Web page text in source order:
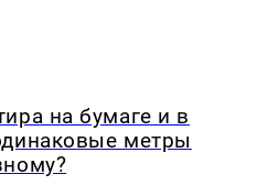
на бумаге и в
метры